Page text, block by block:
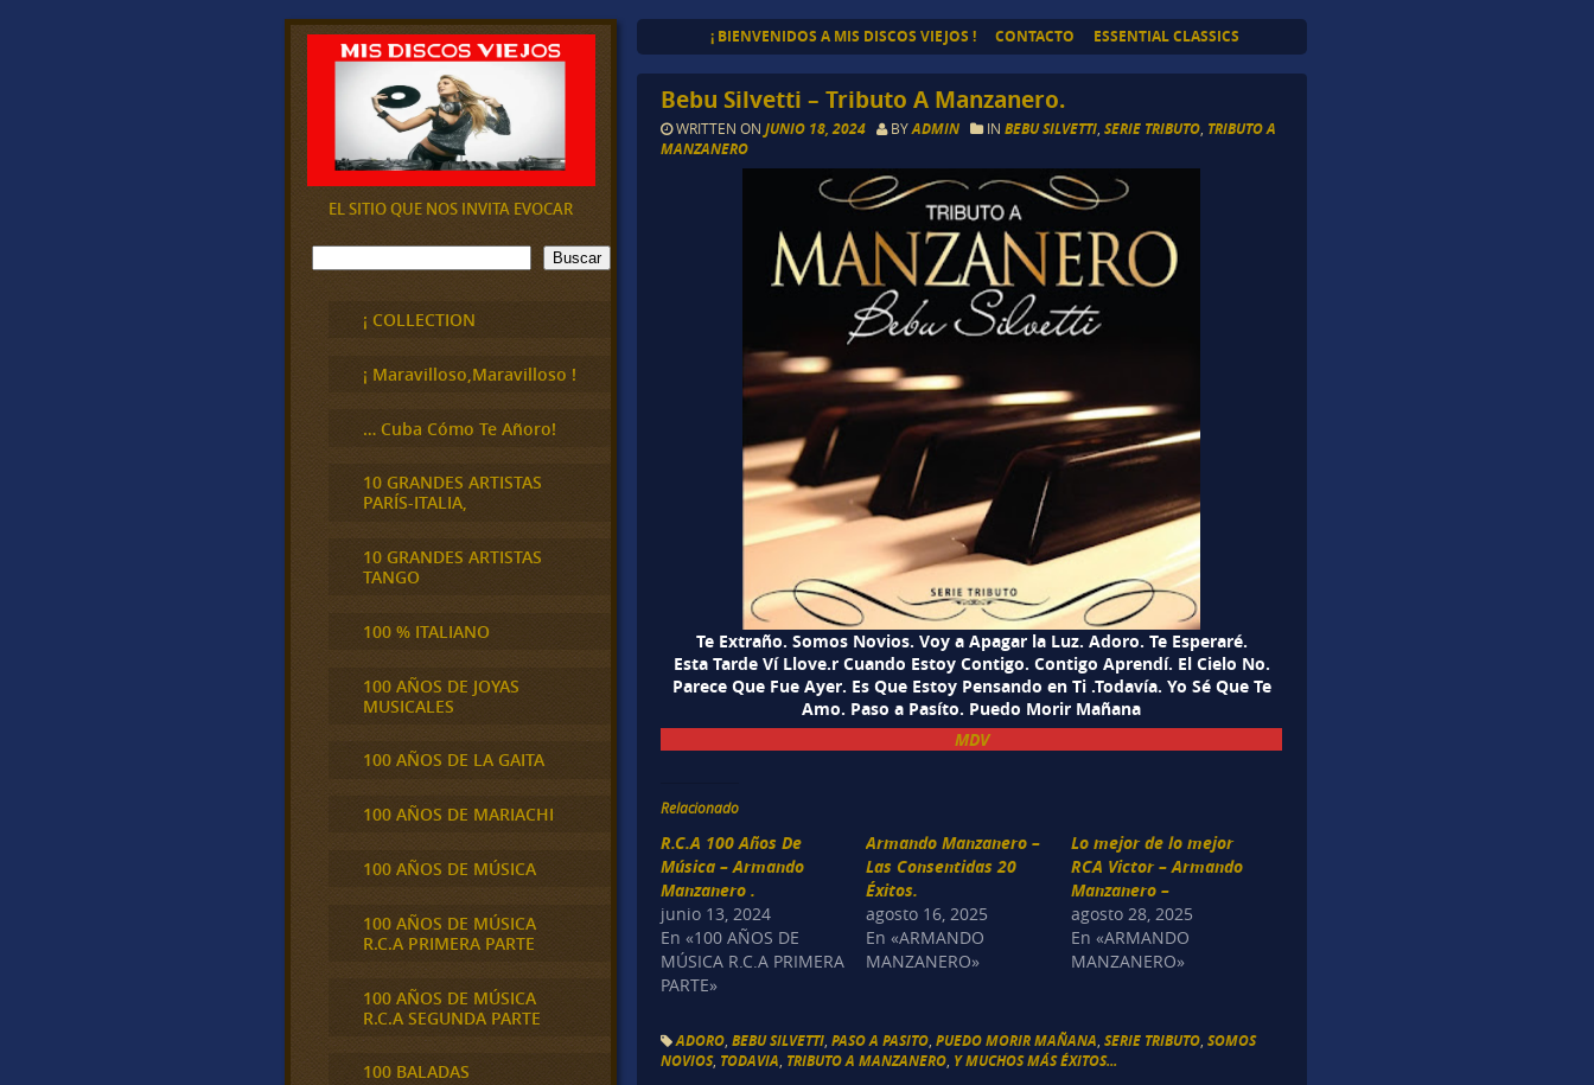
¡ BIENVENIDOS A MIS DISCOS VIEJOS ! CONTACTO ESSENTIAL CLASSICS
Bebu Silvetti – Tributo A Manzanero.
WRITTEN ONJUNIO 18, 2024 BYADMIN INBEBU SILVETTI ,SERIE TRIBUTO TRIBUTO A
MANZANERO
Te Extraño. Somos Novios. Voy a Apagar la Luz. Adoro. Te Esperaré.
Esta Tarde Ví Llove.r Cuando Estoy Contigo. Contigo Aprendí. El Cielo No.
Parece Que Fue Ayer. Es Que Estoy Pensando en Ti .Todavía. Yo Sé Que Te
Amo. Paso a Pasíto. Puedo Morir Mañana
MDV
Relacionado
R.C.A 100 Años De
Música – Armando
Manzanero .
junio 13, 2024
En «100 AÑOS DE
MÚSICA R.C.A PRIMERA
PARTE»
Armando Manzanero –
Las Consentidas 20
Éxitos.
agosto 16, 2025
En «ARMANDO
MANZANERO»
Lo mejor de lo mejor
RCA Victor – Armando
Manzanero –
agosto 28, 2025
En «ARMANDO
MANZANERO»
ADORO ,BEBU SILVETTI ,PASO A PASITO ,PUEDO MORIR MAÑANA ,SERIE TRIBUTO ,SOMOS
NOVIOS, TODAVIA TRIBUTO A MANZANERO Y MUCHOS MÁS ÉXITOS...
EL SITIO QUE NOS INVITA EVOCAR
B
u
Buscar
¡ COLLECTION
¡ Maravilloso,Maravilloso !
… Cuba Cómo Te Añoro!
10 GRANDES ARTISTAS
PARÍS-ITALIA,
10 GRANDES ARTISTAS
TANGO
100 % ITALIANO
100 AÑOS DE JOYAS
MUSICALES
100 AÑOS DE LA GAITA
100 AÑOS DE MARIACHI
100 AÑOS DE MÚSICA
100 AÑOS DE MÚSICA
R.C.A PRIMERA PARTE
100 AÑOS DE MÚSICA
R.C.A SEGUNDA PARTE
100 BALADAS